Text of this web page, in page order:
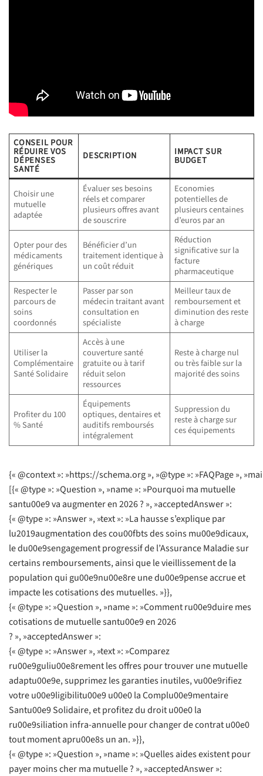
CONSEIL POUR
RÉDUIRE VOS
DÉPENSES
SANTÉ
DESCRIPTION IMPACT SUR
BUDGET
Choisir une
mutuelle
adaptée
Évaluer ses besoins
réels et comparer
plusieurs offres avant
de souscrire
Economies
potentielles de
plusieurs centaines
d’euros par an
Opter pour des
médicaments
génériques
Bénéficier d’un
traitement identique à
un coût réduit
Réduction
significative sur la
facture
pharmaceutique
Respecter le
parcours de
soins
coordonnés
Passer par son
médecin traitant avant
consultation en
spécialiste
Meilleur taux de
remboursement et
diminution des reste
à charge
Utiliser la
Complémentaire
Santé Solidaire
Accès à une
couverture santé
gratuite ou à tarif
réduit selon
ressources
Reste à charge nul
ou très faible sur la
majorité des soins
Profiter du 100
% Santé
Équipements
optiques, dentaires et
auditifs remboursés
intégralement
Suppression du
reste à charge sur
ces équipements
{« @context »: »https://schema.org », »@type »: »FAQPage »,
[{« @type »: »Question », »name »: »Pourquoi ma mutuelle
santu00e9 va augmenter en 2026 ? », »acceptedAnswer »:
{« @type »: »Answer », »text »: »La hausse s’explique par
lu2019augmentation des cou00fbts des soins mu00e9dicaux,
le du00e9sengagement progressif de l’Assurance Maladie sur
certains remboursements, ainsi que le vieillissement de la
population qui gu00e9nu00e8re une du00e9pense accrue et
impacte les cotisations des mutuelles. »}},
{« @type »: »Question », »name »: »Comment ru00e9duire mes
cotisations de mutuelle santu00e9 en 2026
? », »acceptedAnswer »:
{« @type »: »Answer », »text »: »Comparez
ru00e9guliu00e8rement les offres pour trouver une mutuelle
adaptu00e9e, supprimez les garanties inutiles, vu00e9rifiez
votre u00e9ligibilitu00e9 u00e0 la Complu00e9mentaire
Santu00e9 Solidaire, et profitez du droit u00e0 la
ru00e9siliation infra-annuelle pour changer de contrat u00e0
tout moment apru00e8s un an. »}},
{« @type »: »Question », »name »: »Quelles aides existent pour
payer moins cher ma mutuelle ? », »acceptedAnswer »: